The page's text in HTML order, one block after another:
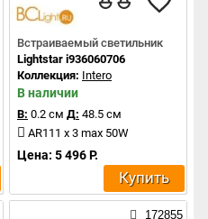
Встраиваемый светильник
Lightstar i936060706
Коллекция: Intero
В наличии
В: 0.2 см Д: 48.5 см
AR111 x 3 max 50W
Цена: 5 496 Р.
Купить
172855